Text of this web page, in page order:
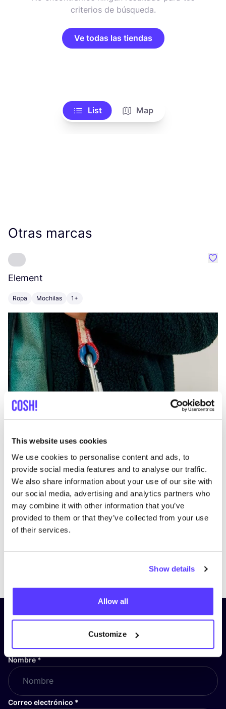
This website uses cookies
We use cookies to personalise content and ads, to
provide social media features and to analyse our traffic.
We also share information about your use of our site with
our social media, advertising and analytics partners who
may combine it with other information that you’ve
provided to them or that they’ve collected from your use
of their services.
Show details
Allow all
Customize
criterios de búsqueda.
Ve todas las tiendas
List Map
Otras marcas
Element
Ropa Mochilas 1+
Previous
¡Suscríbete a nuestro boletín
y mantente informado!
Nombre*
Correo electrónico *